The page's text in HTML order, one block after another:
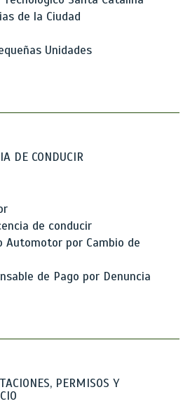
de la Ciudad
Unidades
DE CONDUCIR
de conducir
Automotor por Cambio de
de Pago por Denuncia
PERMISOS Y